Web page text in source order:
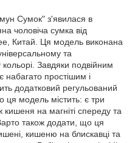
Сумок" з'явилася в
чоловіча сумка від
Китай. Ця модель виконана
та
Завдяки подвійним
набагато простішим і
додатковий регульований
ця модель містить: є три
кишеня на магніті спереду та
також додати, що ця
кишеню на блискавці та